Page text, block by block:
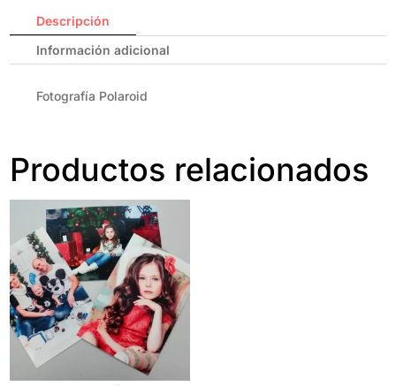
Descripción
Información adicional
Fotografía Polaroid
Productos relacionados